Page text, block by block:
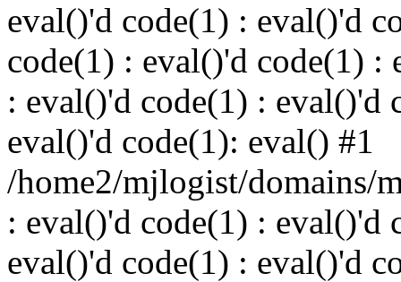
eval()'d code(1) : eval()'d
code(1) : eval()'d code(1) :
: eval()'d code(1) : eval()'d
eval()'d code(1): eval() #1
/home2/mjlogist/domains/
: eval()'d code(1) : eval()'d
eval()'d code(1) : eval()'d